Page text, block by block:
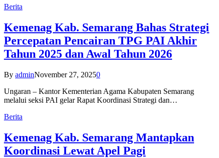
Berita
Kemenag Kab. Semarang Bahas Strategi
Percepatan Pencairan TPG PAI Akhir
Tahun 2025 dan Awal Tahun 2026
By adminNovember 27, 20250
Ungaran – Kantor Kementerian Agama Kabupaten Semarang
melalui seksi PAI gelar Rapat Koordinasi Strategi dan…
Berita
Kemenag Kab. Semarang Mantapkan
Koordinasi Lewat Apel Pagi